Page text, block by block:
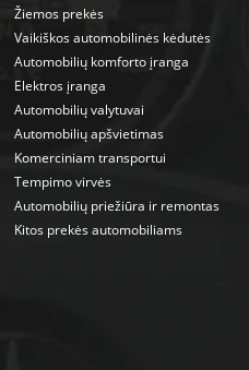
Žiemos prekės
Vaikiškos automobilinės kėdutės
Automobilių komforto įranga
Elektros įranga
Automobilių valytuvai
Automobilių apšvietimas
Komerciniam transportui
Tempimo virvės
Automobilių priežiūra ir remontas
Kitos prekės automobiliams